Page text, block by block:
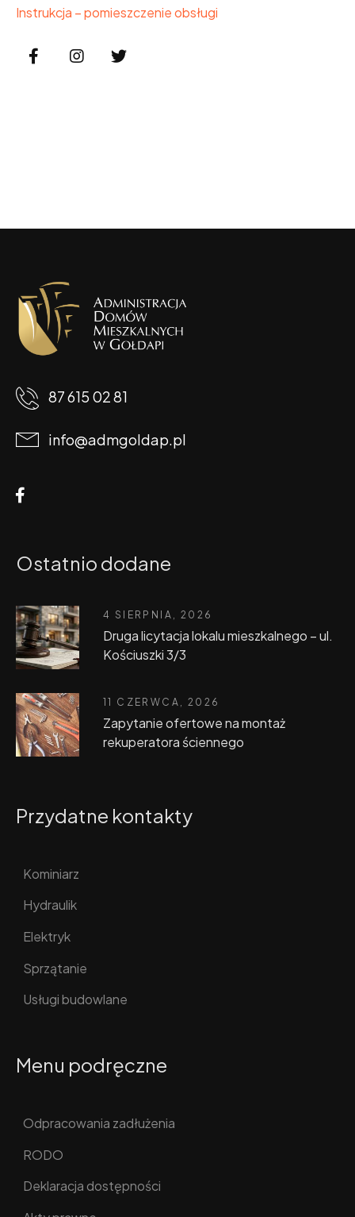
Instrukcja – pomieszczenie obsługi
87 615 02 81
info@admgoldap.pl
Ostatnio dodane
4 SIERPNIA, 2026
Druga licytacja lokalu mieszkalnego – ul.
Kościuszki 3/3
11 CZERWCA, 2026
Zapytanie ofertowe na montaż
rekuperatora ściennego
Przydatne kontakty
Kominiarz
Hydraulik
Elektryk
Sprzątanie
Usługi budowlane
Menu podręczne
Odpracowania zadłużenia
RODO
Deklaracja dostępności